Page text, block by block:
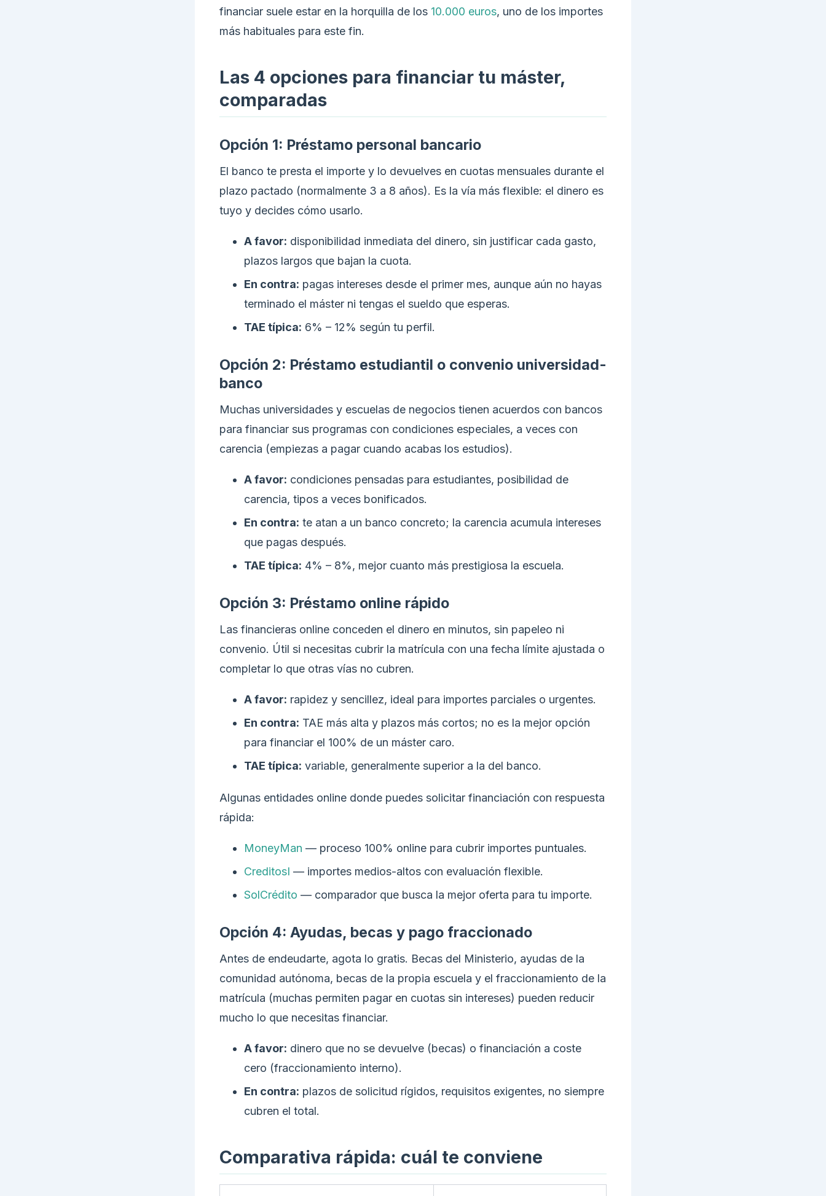
financiar suele estar en la horquilla de los 10.000 euros, uno de los importes
más habituales para este fin.
Las 4 opciones para financiar tu máster,
comparadas
Opción 1: Préstamo personal bancario
El banco te presta el importe y lo devuelves en cuotas mensuales durante el
plazo pactado (normalmente 3 a 8 años). Es la vía más flexible: el dinero es
tuyo y decides cómo usarlo.
A favor: disponibilidad inmediata del dinero, sin justificar cada gasto,
plazos largos que bajan la cuota.
En contra: pagas intereses desde el primer mes, aunque aún no hayas
terminado el máster ni tengas el sueldo que esperas.
TAE típica: 6% – 12% según tu perfil.
Opción 2: Préstamo estudiantil o convenio universidad-
banco
Muchas universidades y escuelas de negocios tienen acuerdos con bancos
para financiar sus programas con condiciones especiales, a veces con
carencia (empiezas a pagar cuando acabas los estudios).
A favor: condiciones pensadas para estudiantes, posibilidad de
carencia, tipos a veces bonificados.
En contra: te atan a un banco concreto; la carencia acumula intereses
que pagas después.
TAE típica: 4% – 8%, mejor cuanto más prestigiosa la escuela.
Opción 3: Préstamo online rápido
Las financieras online conceden el dinero en minutos, sin papeleo ni
convenio. Útil si necesitas cubrir la matrícula con una fecha límite ajustada o
completar lo que otras vías no cubren.
A favor: rapidez y sencillez, ideal para importes parciales o urgentes.
En contra: TAE más alta y plazos más cortos; no es la mejor opción
para financiar el 100% de un máster caro.
TAE típica: variable, generalmente superior a la del banco.
Algunas entidades online donde puedes solicitar financiación con respuesta
rápida:
MoneyMan — proceso 100% online para cubrir importes puntuales.
CreditosI — importes medios-altos con evaluación flexible.
SolCrédito — comparador que busca la mejor oferta para tu importe.
Opción 4: Ayudas, becas y pago fraccionado
Antes de endeudarte, agota lo gratis. Becas del Ministerio, ayudas de la
comunidad autónoma, becas de la propia escuela y el fraccionamiento de la
matrícula (muchas permiten pagar en cuotas sin intereses) pueden reducir
mucho lo que necesitas financiar.
A favor: dinero que no se devuelve (becas) o financiación a coste
cero (fraccionamiento interno).
En contra: plazos de solicitud rígidos, requisitos exigentes, no siempre
cubren el total.
Comparativa rápida: cuál te conviene